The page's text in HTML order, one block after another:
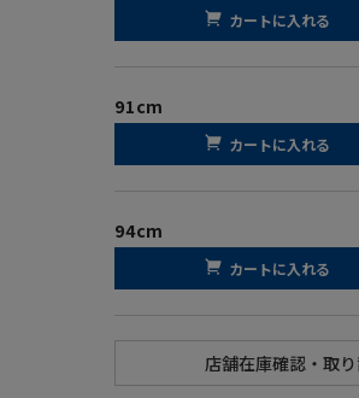
カートに入れる
91cm
カートに入れる
94cm
カートに入れる